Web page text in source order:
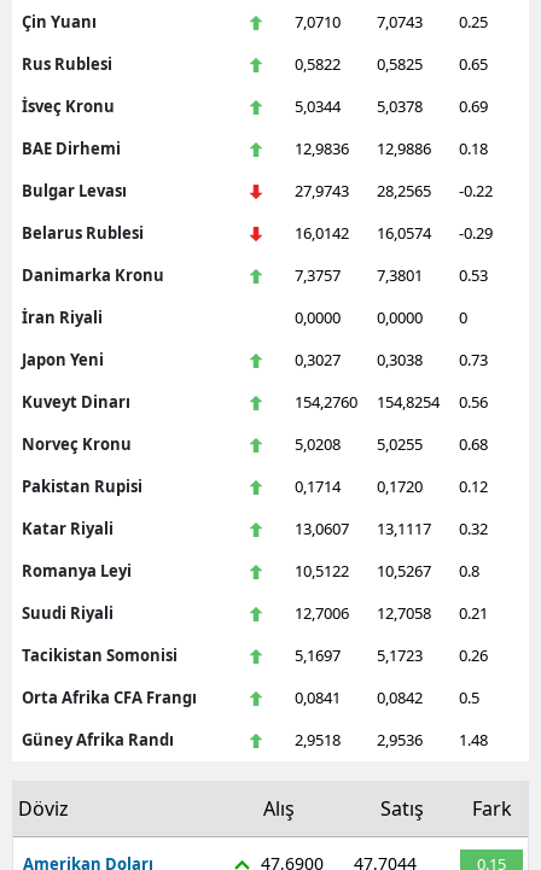
Çin Yuanı
7,0710 7,0743
0.25
Rus Rublesi
0,5822 0,5825
0.65
İsveç Kronu
5,0344 5,0378
0.69
BAE Dirhemi
12,9836 12,9886
0.18
Bulgar Levası
27,9743 28,2565
-0.22
Belarus Rublesi
16,0142 16,0574
-0.29
Danimarka Kronu
7,3757 7,3801
0.53
İran Riyali
0,0000 0,0000
0
Japon Yeni
0,3027 0,3038
0.73
Kuveyt Dinarı
154,2760 154,8254
0.56
Norveç Kronu
5,0208 5,0255
0.68
Pakistan Rupisi
0,1714 0,1720
0.12
Katar Riyali
13,0607 13,1117
0.32
Romanya Leyi
10,5122 10,5267
0.8
Suudi Riyali
12,7006 12,7058
0.21
Tacikistan Somonisi
5,1697 5,1723
0.26
Orta Afrika CFA Frangı
0,0841 0,0842
0.5
Güney Afrika Randı
2,9518 2,9536 1.48
Döviz Alış Satış Fark
Amerikan Doları 47,6900 47,7044 0.15